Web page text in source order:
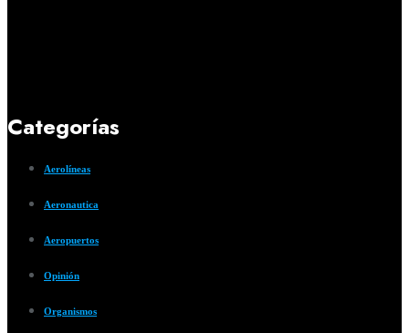
Categorías
Aerolíneas
Aeronautica
Aeropuertos
Opinión
Organismos